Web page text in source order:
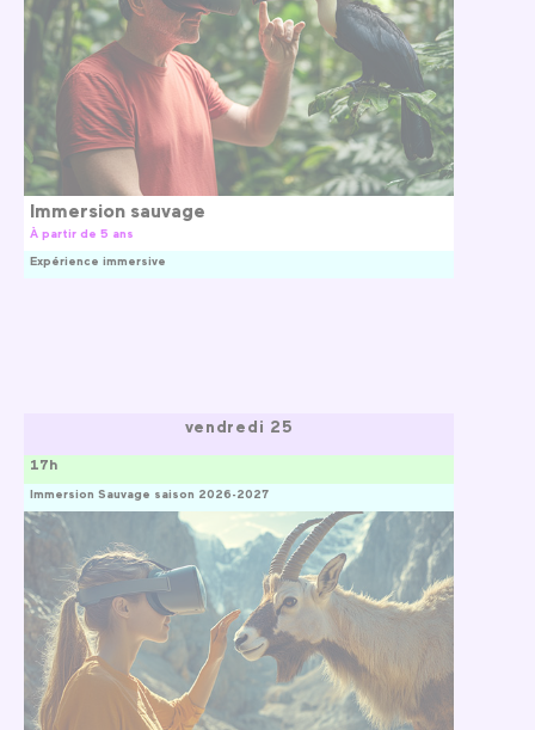
Immersion sauvage
À partir de 5 ans
Expérience immersive
vendredi 25
Immersion Sauvage saison 2026-2027
17h